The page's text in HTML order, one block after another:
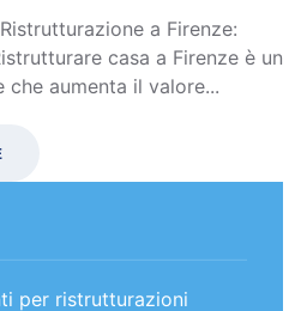
FINANZIARE
LA
TUA
a Firenze:
casa a Firenze è un
aumenta il valore...
per ristrutturazioni